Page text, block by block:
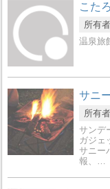
こた
所有者
温泉旅
サニ
所有者
サンデ
ガジェ
サニー
報、…